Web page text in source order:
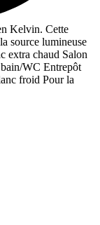
Kelvin. Cette
source lumineuse
extra chaud Salon
WC Entrepôt
froid Pour la